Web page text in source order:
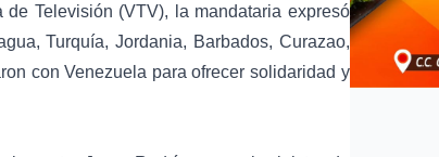
Televisión (VTV), la mandataria expresó
Turquía, Jordania, Barbados, Curazao,
con Venezuela para ofrecer solidaridad y